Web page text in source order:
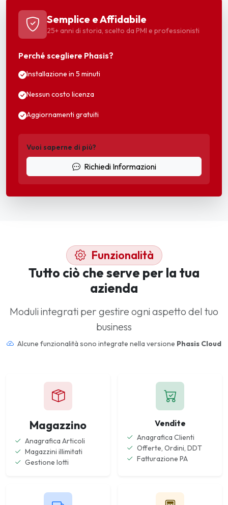
Semplice e Affidabile
25+ anni di storia, scelto da PMI e professionisti
Perché scegliere Phasis?
Installazione in 5 minuti
Nessun costo licenza
Aggiornamenti gratuiti
Vuoi saperne di più?
Richiedi Informazioni
Funzionalità
Tutto ciò che serve per la tua
azienda
Moduli integrati per gestire ogni aspetto del tuo
business
Alcune funzionalità sono integrate nella versione Phasis Cloud
Magazzino
Anagrafica Articoli
Magazzini illimitati
Gestione lotti
Vendite
Anagrafica Clienti
Offerte, Ordini, DDT
Fatturazione PA